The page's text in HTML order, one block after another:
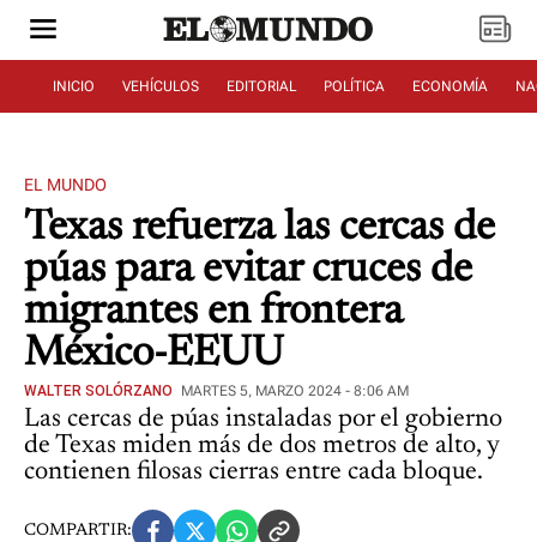
INICIO VEHÍCULOS EDITORIAL POLÍTICA ECONOMÍA
EL MUNDO
Texas refuerza las cercas de
púas para evitar cruces de
migrantes en frontera
México-EEUU
WALTER SOLÓRZANO MARTES 5, MARZO 2024 - 8:06 AM
Las cercas de púas instaladas por el gobierno
de Texas miden más de dos metros de alto, y
contienen filosas cierras entre cada bloque.
COMPARTIR: